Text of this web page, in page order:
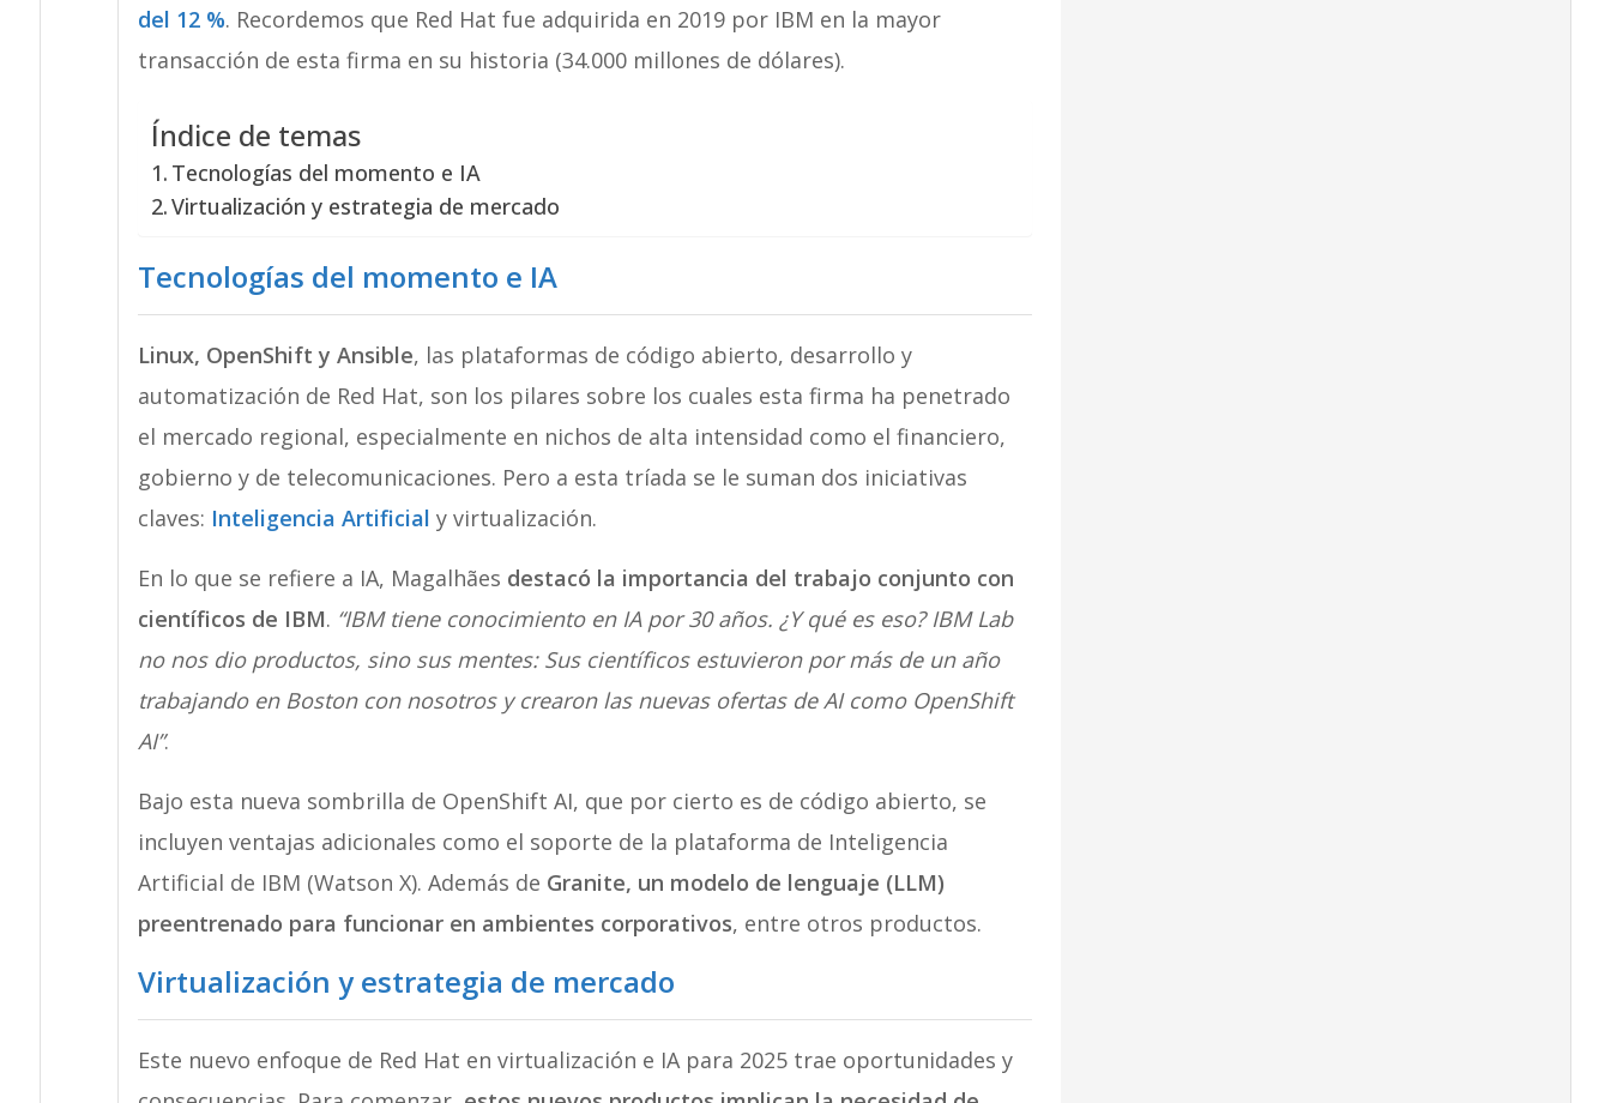
del 12 %. Recordemos que Red Hat fue adquirida en 2019 por IBM en la mayor
transacción de esta firma en su historia (34.000 millones de dólares).
Índice de temas
Tecnologías del momento e IA
Virtualización y estrategia de mercado
Tecnologías del momento e IA
Linux, OpenShift y Ansible, las plataformas de código abierto, desarrollo y
automatización de Red Hat, son los pilares sobre los cuales esta firma ha penetrado
el mercado regional, especialmente en nichos de alta intensidad como el financiero,
gobierno y de telecomunicaciones. Pero a esta tríada se le suman dos iniciativas
claves: Inteligencia Artificial y virtualización.
En lo que se refiere a IA, Magalhães destacó la importancia del trabajo conjunto con
científicos de IBM. “IBM tiene conocimiento en IA por 30 años. ¿Y qué es eso? IBM Lab
no nos dio productos, sino sus mentes: Sus científicos estuvieron por más de un año
trabajando en Boston con nosotros y crearon las nuevas ofertas de AI como OpenShift
AI”.
Bajo esta nueva sombrilla de OpenShift AI, que por cierto es de código abierto, se
incluyen ventajas adicionales como el soporte de la plataforma de Inteligencia
Artificial de IBM (Watson X). Además de Granite, un modelo de lenguaje (LLM)
preentrenado para funcionar en ambientes corporativos, entre otros productos.
Virtualización y estrategia de mercado
Este nuevo enfoque de Red Hat en virtualización e IA para 2025 trae oportunidades y